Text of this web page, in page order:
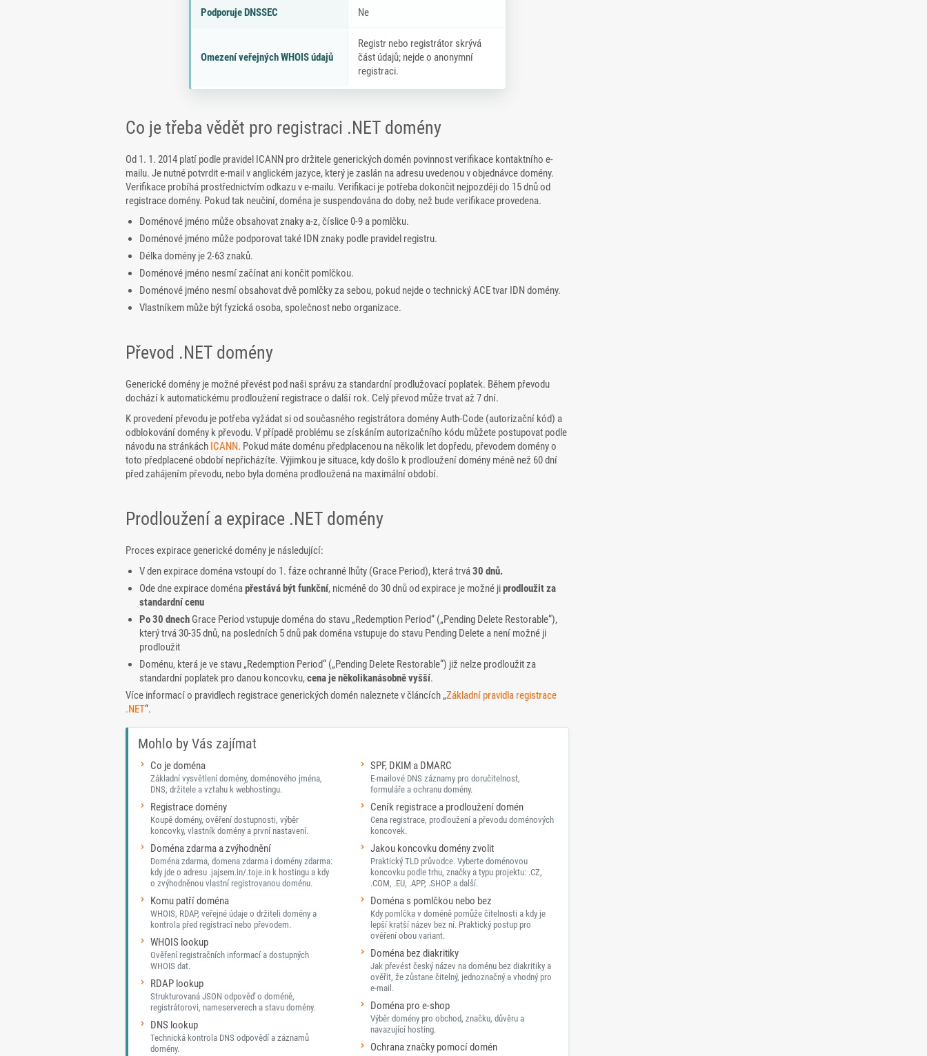
Podporuje DNSSEC Ne
Omezení veřejných WHOIS údajů
Registr nebo registrátor skrývá
část údajů; nejde o anonymní
registraci.
Co je třeba vědět pro registraci .NET domény
Od 1. 1. 2014 platí podle pravidel ICANN pro držitele generických domén povinnost verifikace kontaktního e-
mailu. Je nutné potvrdit e-mail v anglickém jazyce, který je zaslán na adresu uvedenou v objednávce domény.
Verifikace probíhá prostřednictvím odkazu v e-mailu. Verifikaci je potřeba dokončit nejpozději do 15 dnů od
registrace domény. Pokud tak neučiní, doména je suspendována do doby, než bude verifikace provedena.
Doménové jméno může obsahovat znaky a-z, číslice 0-9 a pomlčku.
Doménové jméno může podporovat také IDN znaky podle pravidel registru.
Délka domény je 2-63 znaků.
Doménové jméno nesmí začínat ani končit pomlčkou.
Doménové jméno nesmí obsahovat dvě pomlčky za sebou, pokud nejde o technický ACE tvar IDN domény.
Vlastníkem může být fyzická osoba, společnost nebo organizace.
Převod .NET domény
Generické domény je možné převést pod naši správu za standardní prodlužovací poplatek. Během převodu
dochází k automatickému prodloužení registrace o další rok. Celý převod může trvat až 7 dní.
K provedení převodu je potřeba vyžádat si od současného registrátora domény Auth-Code (autorizační kód) a
odblokování domény k převodu. V případě problému se získáním autorizačního kódu můžete postupovat podle
návodu na stránkách ICANN. Pokud máte doménu předplacenou na několik let dopředu, převodem domény o
toto předplacené období nepřicházíte. Výjimkou je situace, kdy došlo k prodloužení domény méně než 60 dní
před zahájením převodu, nebo byla doména prodloužená na maximální období.
Prodloužení a expirace .NET domény
Proces expirace generické domény je následující:
V den expirace doména vstoupí do 1. fáze ochranné lhůty (Grace Period), která trvá30 dnů.
Ode dne expirace doménapřestává být funkční, nicméně do 30 dnů od expirace je možné jiprodloužit za
standardní cenu
Po 30 dnech Grace Period vstupuje doména do stavu „Redemption Period“ („Pending Delete Restorable“),
který trvá 30-35 dnů, na posledních 5 dnů pak doména vstupuje do stavu Pending Delete a není možné ji
prodloužit
Doménu, která je ve stavu „Redemption Period“ („Pending Delete Restorable“) již nelze prodloužit za
standardní poplatek pro danou koncovku,cena je několikanásobně vyšší.
Více informací o pravidlech registrace generických domén naleznete v článcích „Základní pravidla registrace
.NET“.
Mohlo by Vás zajímat
Co je doména
Základní vysvětlení domény, doménového jména,
DNS, držitele a vztahu k webhostingu.
Registrace domény
Koupě domény, ověření dostupnosti, výběr
koncovky, vlastník domény a první nastavení.
Doména zdarma a zvýhodnění
Doména zdarma, domena zdarma i domény zdarma:
kdy jde o adresu .jajsem.in/.toje.in k hostingu a kdy
o zvýhodněnou vlastní registrovanou doménu.
Komu patří doména
WHOIS, RDAP, veřejné údaje o držiteli domény a
kontrola před registrací nebo převodem.
WHOIS lookup
Ověření registračních informací a dostupných
WHOIS dat.
RDAP lookup
Strukturovaná JSON odpověď o doméně,
registrátorovi, nameserverech a stavu domény.
DNS lookup
Technická kontrola DNS odpovědí a záznamů
domény.
SPF, DKIM a DMARC
E-mailové DNS záznamy pro doručitelnost,
formuláře a ochranu domény.
Ceník registrace a prodloužení domén
Cena registrace, prodloužení a převodu doménových
koncovek.
Jakou koncovku domény zvolit
Praktický TLD průvodce. Vyberte doménovou
koncovku podle trhu, značky a typu projektu: .CZ,
.COM, .EU, .APP, .SHOP a další.
Doména s pomlčkou nebo bez
Kdy pomlčka v doméně pomůže čitelnosti a kdy je
lepší kratší název bez ní. Praktický postup pro
ověření obou variant.
Doména bez diakritiky
Jak převést český název na doménu bez diakritiky a
ověřit, že zůstane čitelný, jednoznačný a vhodný pro
e-mail.
Doména pro e-shop
Výběr domény pro obchod, značku, důvěru a
navazující hosting.
Ochrana značky pomocí domén